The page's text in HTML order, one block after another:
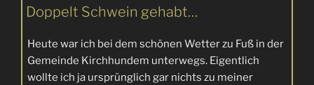
AM
Doppelt Schwein gehabt…
Heute war ich bei dem schönen Wetter zu Fuß in der
Gemeinde Kirchhundem unterwegs. Eigentlich
wollte ich ja ursprünglich gar nichts zu meiner